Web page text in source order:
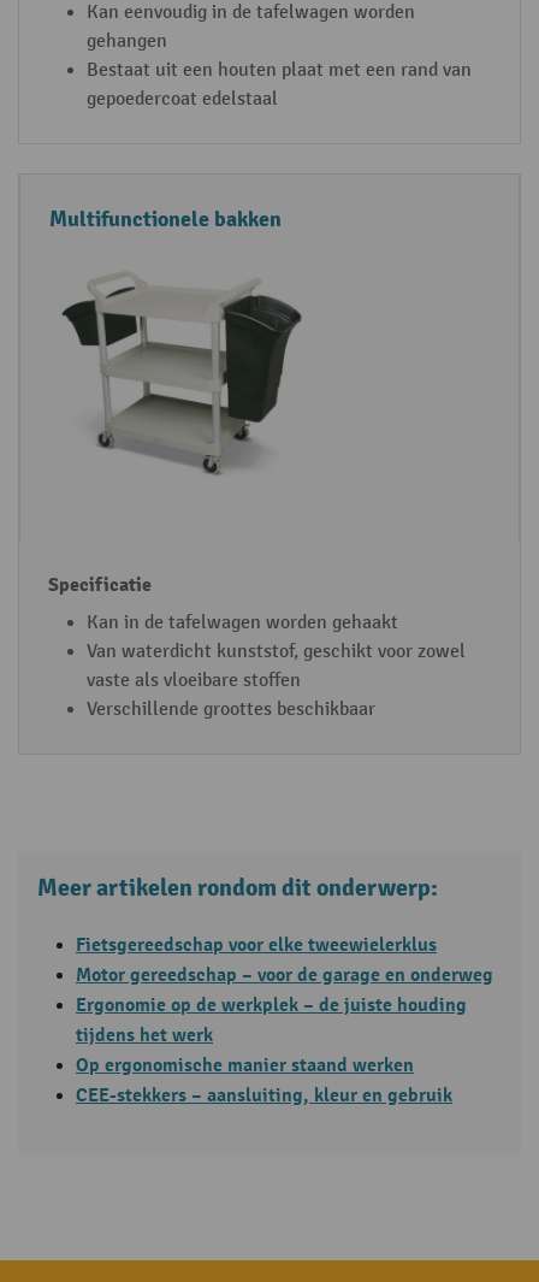
Kan eenvoudig in de tafelwagen worden
gehangen
Bestaat uit een houten plaat met een rand van
gepoedercoat edelstaal
Multifunctionele bakken
Kan in de tafelwagen worden gehaakt
Van waterdicht kunststof, geschikt voor zowel
vaste als vloeibare stoffen
Verschillende groottes beschikbaar
Meer artikelen rondom dit onderwerp:
Fietsgereedschap voor elke tweewielerklus
Motor gereedschap ­– voor de garage en onderweg
Ergonomie op de werkplek – de juiste houding
tijdens het werk
Op ergonomische manier staand werken
CEE-stekkers – aansluiting, kleur en gebruik